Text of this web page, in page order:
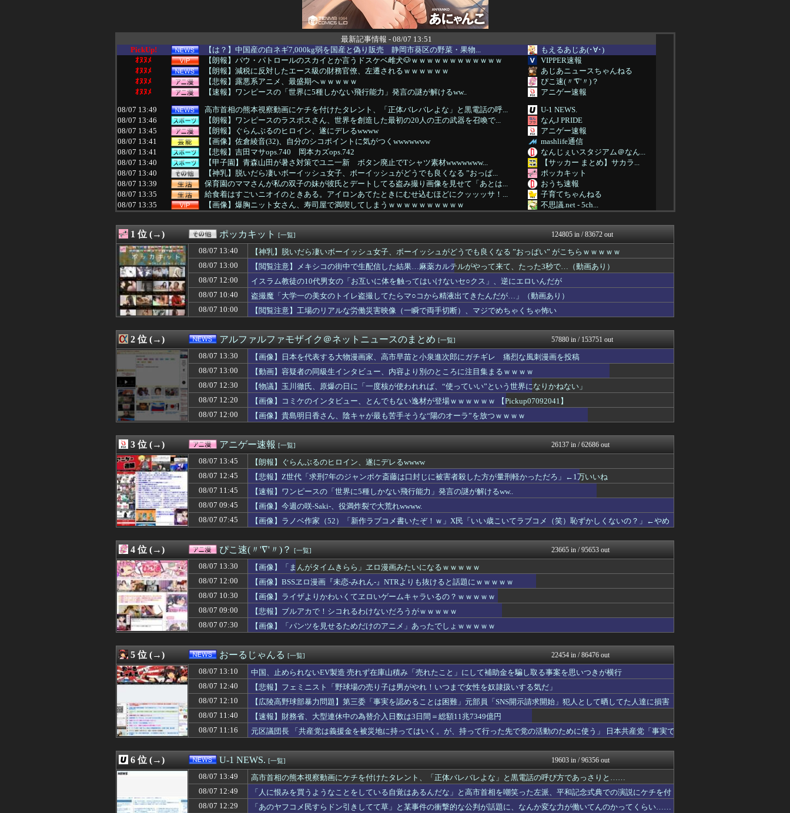
最新記事情報 - 08/07 13:51
PickUp!
【は？】中国産の白ネギ7,000kg弱を国産と偽り販売 静岡市葵区の野菜・果物...
もえるあじあ(･∀･)
ｵﾇﾇﾒ
【朗報】パウ・パトロールのスカイとか言うドスケベ雌犬🐶ｗｗｗｗｗｗｗｗｗｗｗｗ
VIPPER速報
ｵﾇﾇﾒ
【朗報】減税に反対したエース級の財務官僚、左遷されるｗｗｗｗｗｗ
あじあニュースちゃんねる
ｵﾇﾇﾒ
【悲報】露悪系アニメ、最盛期へｗｗｗｗｗ
ぴこ速(〃'∇'〃)？
ｵﾇﾇﾒ
【速報】ワンピースの「世界に5種しかない飛行能力」発言の謎が解けるww..
アニゲー速報
08/07 13:49
高市首相の熊本視察動画にケチを付けたタレント、「正体バレバレよな」と黒電話の呼...
U-1 NEWS.
08/07 13:46
【朗報】ワンピースのラスボスさん、世界を創造した最初の20人の王の武器を召喚で...
なんJ PRIDE
08/07 13:45
【朗報】ぐらんぶるのヒロイン、遂にデレるwwww
アニゲー速報
08/07 13:41
【画像】佐倉綾音(32)、自分のシコポイントに気がつくwwwwwww
mashlife通信
08/07 13:41
【悲報】吉田マサops.740 岡本カズops.742
なんじぇいスタジアム＠なん...
08/07 13:40
【甲子園】青森山田が暑さ対策でユニ一新 ボタン廃止でTシャツ素材wwwwwww...
【サッカー まとめ】サカラ...
08/07 13:40
【神乳】脱いだら凄いボーイッシュ女子、ボーイッシュがどうでも良くなる ”おっぱ...
ポッカキット
08/07 13:39
保育園のママさんが私の双子の妹が彼氏とデートしてる盗み撮り画像を見せて「あとは...
おうち速報
08/07 13:35
給食着はすごいニオイのときある。アイロンあてたときにむせ込むほどにクッッッサ！...
子育てちゃんねる
08/07 13:35
【画像】爆胸ニット女さん、寿司屋で満喫してしまうｗｗｗｗｗｗｗｗｗｗ
不思議.net - 5ch...
08/07 13:31
【悲報】東京都民「助けて。通勤時間減らしたいのに都心の近くが最低10万払わない...
痛いニュース(ﾉ∀`)
08/07 13:31
冷蔵庫へ入れた富山土産の鱒寿司『飯が硬くなって美味しく無くなる』って怒られた
気団談
08/07 13:31
【画像】女性声優さん、舞台で共演したイケメンたちと写真を撮りまくってしまう…
なんJ PRIDE
08/07 13:31
【ウマ娘】普通にしてたら真っ当に美人なライトハローさん。（結局飲んでしまう）
ウマ娘まとめ速報うまろぐ
08/07 13:30
【悲報】高野連「暑熱対策で第2試合は13:30プレイボールや！」
日刊やきう速報
08/07 13:30
【画像】「まんがタイムきらら」ヱロ漫画みたいになるｗｗｗｗｗ
ぴこ速(〃'∇'〃)？
08/07 13:30
【画像】日本を代表する大物漫画家、高市早苗と小泉進次郎にガチギレ 痛烈な風刺漫...
アルファルファモザイク＠ネ...
08/07 13:29
トメ「この子は義実家の顔じゃない！嫁が義妹旦那とフリンしたのよ！」私「DNA鑑...
修羅場ハザード -復讐・D...
08/07 13:29
【甲子園】青森山田が暑さ対策でユニ一新 ボタン廃止でTシャツ素材wwwwwww...
なんじぇいスタジアム＠なん...
08/07 13:27
ニコニコ出身者が豪華すぎると話題に なんでyoutubeに負けたのか・・・
ぶる速-VIP
08/07 13:25
【悲報】ちんぽに下味つけてピンサロいったらｗｗｗｗｗｗｗｗｗwwww
バズッター速報
08/07 13:22
海外「新キャラもヤバいｗ」ヤニねこ第6話の海外反応
アニメリアクト
08/07 13:20
【緊急】明日「銀だこ」がガチに過去最大レベルに混みそうwwwwwwwwwwww...
キニ速
08/07 13:20
【悲報】村上宗隆さん、本日5タコ3三振で8月OPS.372www
08/07 13:20
韓国の人気コーヒーチェーン「ペクスダバン」が日本初上陸！東京・新橋に1号店オー...
キムチ速報
08/07 13:19
失敗顔の乃木坂ちゃんが可愛すぎる！！！【乃木坂46】
坂道情報通～乃木坂46まと...
08/07 13:19
外人、スクエニの真実に気付く
まとめたニュース
08/07 13:16
【朗報】ワンピースでいきなり登場した「ゴムゴムの魔神」最有力考察が提示される！...
08/07 13:15
私は22歳の時にでき婚した。従姉妹は『デキ婚＝貧乏底辺』と認識があるみたいで、...
鬼女の宅配便 - 修羅場・...
08/07 13:15
同僚の美人に土下座して必死に頼んだらこうなるwww
まとめCUP
08/07 13:14
【画像】最近のJKダンス部、胸の迫力がすごい💃
08/07 13:14
メッシが守備をするだけで海外で話題に（海外の反応）
わーすぽ 海外の反応
08/07 13:12
【悲報】秋田さん、なぜかUAEから目をつけられ2,000,000,000,00...
NEWSまとめもりー｜2c...
08/07 13:12
実質消費支出は7カ月連続のマイナス、前年同月比3.3%減－6月
08/07 13:12
嫁の浮気を確信したが敢えて「1ヶ月間」嫁を泳がせた。すると嫁の不倫がトンデモな...
浮気ちゃんねる
08/07 13:10
中国、止められないEV製造 売れず在庫山積み「売れたこと」にして補助金を騙し取...
おーるじゃんる
08/07 13:09
三児のパパ『父さんな、動画編集で食っていこうと思うんだ』→結果
ぶる速-VIP
08/07 13:09
15歳少女に薬と酒飲ませカラオケ店で性的暴行、動画撮影 54歳無職を再逮捕 動...
保守速報
08/07 13:09
【ソロライブ】甲斐田晴：初ワンマンライブ「足跡」が凄すぎる！千客万来の熱狂
トレンドの通り道
08/07 13:08
【動画】サヨク「中国人民と連帯して戦おー！」…ネット「正体隠さなくなったなぁ」...
08/07 13:07
新庄監督の“再就職先”に挙がるまさかの球団 采配に賛否もチームのテコ入れ役にう...
なんじぇいスタジアム＠なん...
08/07 13:06
伯母の葬儀中、祖母を怖い形相で見下ろす伯母の姿が見えた。それを兄に話したら「ば...
08/07 13:05
【画像】ABCテレビの女子アナさん、在京局よりレベルが高くなってしまうｗｗｗｗ...
08/07 13:05
【悲報】有名漫画家「体重の減少が止まりません」→ファンから心配の声
08/07 13:05
【悲報】女性インフルエンサー、ライブ配信中に自殺 ⇒！
不思議.net - 5ch...
08/07 13:05
高野連「暑熱対策で第2試合は13:30プレイボールや！」
08/07 13:02
【朗報】AKB48新曲『好きish』MV 800万再生突破キタ━━(((ﾟ∀ﾟ...
AKB48タイムズ（AKB...
08/07 13:01
日本共産党の街宣車が電柱に衝突「居眠りをしてしまった」同乗していた県議を含め男...
痛いニュース(ﾉ∀`)
08/07 13:01
【頭皮】ベッカムおじさん、禿げるｗｗｗｗ
なんJ PRIDE
08/07 13:01
【イオンモール熊本爆発事故】「本当のことを…」遺族語る
資格ちゃんねる
居酒屋「6人で長居して会計4939円！喋りたいだけなら公園に行ってくれ（怒」
VIPPER速報
08/07 13:00
【にじさんじ】鏑木近日中に入院予定、その前準備に血を大量に取られる
Vtuberまとめるよ～ん
08/07 13:00
全国展開の安価な外食チェーンには全く魅力を感じない。どこにでもあるような店選ぶ...
08/07 13:00
【動画】容疑者の同級生インタビュー、内容より別のところに注目集まるｗｗｗｗ
アルファルファモザイク＠ネ...
08/07 13:00
【新台】ニューギン「e花の慶次～雲のかなたに」ティザームービー公開&反応まとめ...
パチンコ・パチスロ.com
08/07 13:00
サウナ美月の『このシーン』ガチでエグいって・・・
08/07 13:00
アヒルの大人気Vチューバーさん、新作ソシャゲのストーリーがめっちゃ面白い！
ゲーム実況者速報＠YouT...
08/07 13:00
ガルシア、たった2試合でOPSが.900を超えてしまうwwwwwwwwww
阪神タイガースちゃんねる
【消費減税閣議決定】「反対」の財務省敗北 首相の不信根強く 人事介入をちらつか...
常識的に考えた
08/07 13:00
【脱衣麻雀】『スーパーリアル麻雀 Venus Returns』8月27日に発売...
ゆるゲーマー遅報
08/07 13:00
【文科省】女性研究者支援に補助、１大学に年間５０００万円…出産・子育と両立でき...
みそパンNEWS
1 位 (→) ポッカキット [一覧] 124805 in / 83672 out
08/07 13:40
【神乳】脱いだら凄いボーイッシュ女子、ボーイッシュがどうでも良くなる ”おっぱい” がこちらｗｗｗｗｗ
08/07 13:00
【閲覧注意】メキシコの街中で生配信した結果…麻薬カルテルがやって来て、たった3秒で…（動画あり）
08/07 12:00
イスラム教徒の10代男女の「お互いに体を触ってはいけないセ○クス」、逆にエロいんだが
08/07 10:40
盗撮魔「大学一の美女のトイレ盗撮してたらマ○コから精液出てきたんだが…」（動画あり）
08/07 10:00
【閲覧注意】工場のリアルな労働災害映像（一瞬で両手切断）、マジでめちゃくちゃ怖い
2 位 (→) アルファルファモザイク＠ネットニュースのまとめ [一覧] 57880 in / 153751 out
08/07 13:30
【画像】日本を代表する大物漫画家、高市早苗と小泉進次郎にガチギレ 痛烈な風刺漫画を投稿
08/07 13:00
【動画】容疑者の同級生インタビュー、内容より別のところに注目集まるｗｗｗｗ
08/07 12:30
【物議】玉川徹氏、原爆の日に「一度核が使われれば、“使っていい”という世界になりかねない」
08/07 12:20
【画像】コミケのインタビュー、とんでもない逸材が登場ｗｗｗｗｗｗ 【Pickup07092041】
08/07 12:00
【画像】貴島明日香さん、陰キャが最も苦手そうな“陽のオーラ”を放つｗｗｗｗ
3 位 (→) アニゲー速報 [一覧] 26137 in / 62686 out
08/07 13:45
【朗報】ぐらんぶるのヒロイン、遂にデレるwwww
08/07 12:45
【悲報】Z世代「求刑7年のジャンポケ斎藤は口封じに被害者殺した方が量刑軽かっただろ」←1万いいね
08/07 11:45
【速報】ワンピースの「世界に5種しかない飛行能力」発言の謎が解けるww..
08/07 09:45
【画像】今週の咲-Saki-、役満炸裂で大荒れwwww.
08/07 07:45
【画像】ラノベ作家（52）「新作ラブコメ書いたぞ！ｗ」X民「いい歳こいてラブコメ（笑）恥ずかしくないの？」←やめ
4 位 (→) ぴこ速(〃'∇'〃)？ [一覧] 23665 in / 95653 out
08/07 13:30
【画像】「まんがタイムきらら」ヱロ漫画みたいになるｗｗｗｗｗ
08/07 12:00
【画像】BSSヱロ漫画『未恋-みれん-』NTRよりも抜けると話題にｗｗｗｗｗ
08/07 10:30
【画像】ライザよりかわいくてヱロいゲームキャラいるの？ｗｗｗｗｗ
08/07 09:00
【悲報】ブルアカで！シコれるわけないだろうがｗｗｗｗｗ
08/07 07:30
【画像】「パンツを見せるためだけのアニメ」あったでしょｗｗｗｗｗ
5 位 (→) おーるじゃんる [一覧] 22454 in / 86476 out
08/07 13:10
中国、止められないEV製造 売れず在庫山積み「売れたこと」にして補助金を騙し取る事案を思いつきが横行
08/07 12:40
【悲報】フェミニスト「野球場の売り子は男がやれ！いつまで女性を奴隷扱いする気だ」
08/07 12:10
【広陵高野球部暴力問題】第三委「事実を認めることは困難」元部員「SNS開示請求開始」犯人として晒してた人達に損害
賠償請求訴訟を起こす方針
08/07 11:40
【速報】財務省、大型連休中の為替介入日数は3日間＝総額11兆7349億円
08/07 11:16
元区議団長 「共産党は義援金を被災地に持ってはいく。が、持って行った先で党の活動のために使う」 日本共産党「事実で
6 位 (→) U-1 NEWS. [一覧] 19603 in / 96356 out
08/07 13:49
高市首相の熊本視察動画にケチを付けたタレント、「正体バレバレよな」と黒電話の呼び方であっさりと……
08/07 12:49
「人に恨みを買うようなことをしている自覚はあるんだな」と高市首相を嘲笑った左派、平和記念式典での演説にケチを付
けるも……
08/07 12:29
「あのヤフコメ民すらドン引きしてて草」と某事件の衝撃的な公判が話題に、なんか変な力が働いてんのかってくらい……